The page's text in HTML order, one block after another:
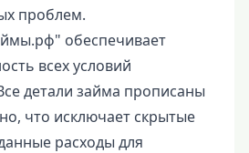
проблем.
обеспечивает
всех условий
детали займа прописаны
что исключает скрытые
расходы для